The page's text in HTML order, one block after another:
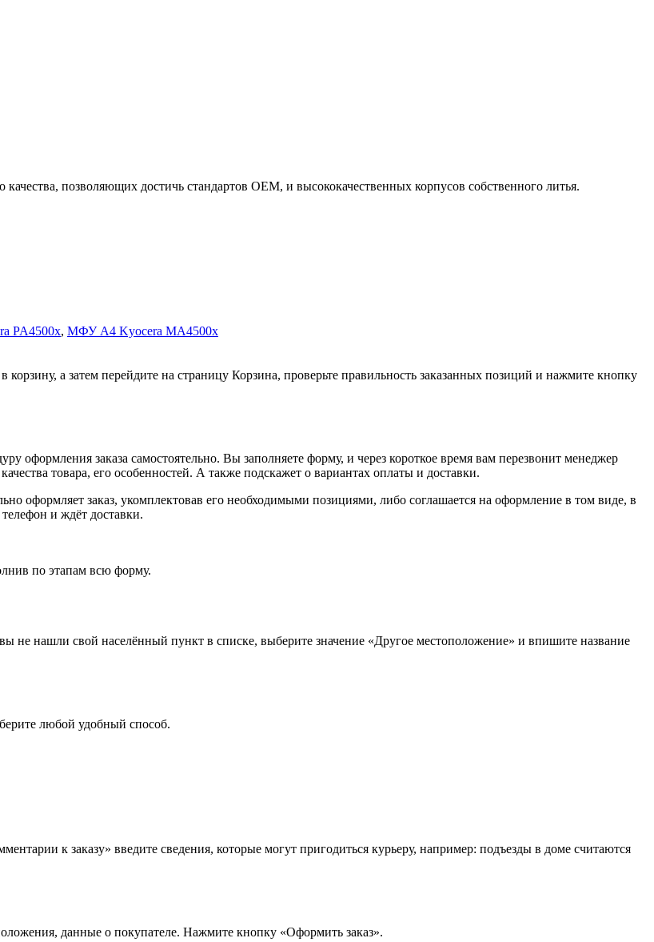
позволяющих достичь стандартов OEM, и высококачественных корпусов собственного литья.
PA4500x, МФУ А4 Kyocera MA4500x
а затем перейдите на страницу Корзина, проверьте правильность заказанных позиций и нажмите кнопку
оформления заказа самостоятельно. Вы заполняете форму, и через короткое время вам перезвонит менеджер
товара, его особенностей. А также подскажет о вариантах оплаты и доставки.
оформляет заказ, укомплектовав его необходимыми позициями, либо соглашается на оформление в том виде, в
и ждёт доставки.
по этапам всю форму.
не нашли свой населённый пункт в списке, выберите значение «Другое местоположение» и впишите название
любой удобный способ.
к заказу» введите сведения, которые могут пригодиться курьеру, например: подъезды в доме считаются
данные о покупателе. Нажмите кнопку «Оформить заказ».